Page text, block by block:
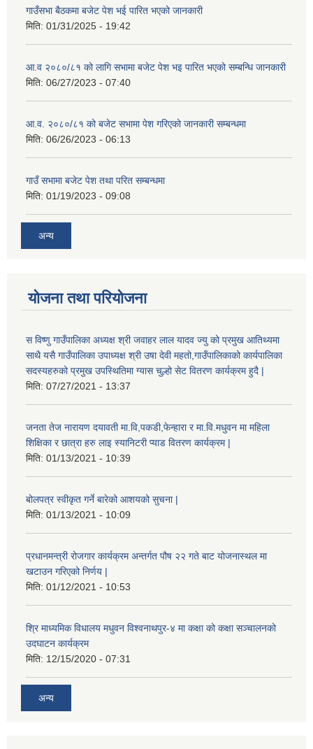
गाउँसभा बैठकमा बजेट पेश भई पारित भएको जानकारी
मिति: 01/31/2025 - 19:42
आ.व २०८०/८१ को लागि सभामा बजेट पेश भइ पारित भएको सम्बन्धि जानकारी
मिति: 06/27/2023 - 07:40
आ.व. २०८०/८१ को बजेट सभामा पेश गरिएको जानकारी सम्बन्धमा
मिति: 06/26/2023 - 06:13
गाउँ सभामा बजेट पेश तथा परित सम्बन्धमा
मिति: 01/19/2023 - 09:08
अन्य
योजना तथा परियोजना
स विष्णु गाउँपालिका अध्यक्ष श्री जवाहर लाल यादव ज्यु को प्रमुख आतिथ्यमा
साथै यसै गाउँपालिका उपाध्यक्ष श्री उषा देवी महतो,गाउँपालिकाको कार्यपालिका
सदस्यहरुको प्रमुख उपस्थितिमा ग्यास चुल्हो सेट वितरण कार्यक्रम हुदै |
मिति: 07/27/2021 - 13:37
जनता तेज नारायण दयावती मा.वि,पकडी,फेन्हारा र मा.वि.मधुवन मा महिला
शिक्षिका र छात्रा हरु लाइ स्यानिटरी प्याड वितरण कार्यक्रम |
मिति: 01/13/2021 - 10:39
बोलपत्र स्वीकृत गर्ने बारेको आशयको सुचना |
मिति: 01/13/2021 - 10:09
प्रधानमन्त्री रोजगार कार्यक्रम अन्तर्गत पौष २२ गते बाट योजनास्थल मा
खटाउन गरिएको निर्णय |
मिति: 01/12/2021 - 10:53
श्रि माध्यमिक विधालय मधुवन विश्वनाथपुर-४ मा कक्षा को कक्षा सञ्चालनको
उदघाटन कार्यक्रम
मिति: 12/15/2020 - 07:31
अन्य